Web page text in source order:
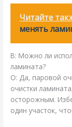
Читайте
менять
В: Можно ли
ламината?
О: Да, паровой
очистки
осторожным.
один участок,